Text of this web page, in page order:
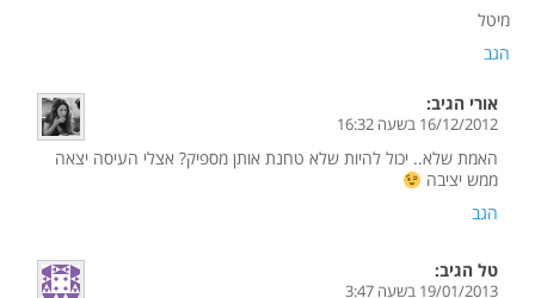
מיטל
הגב
אורי הגיב:
16/12/2012 בשעה 16:32
האמת שלא.. יכול להיות שלא טחנת אותן מספיק? אצלי העיסה יצאה
ממש יציבה
הגב
טל הגיב:
19/01/2013 בשעה 3:47